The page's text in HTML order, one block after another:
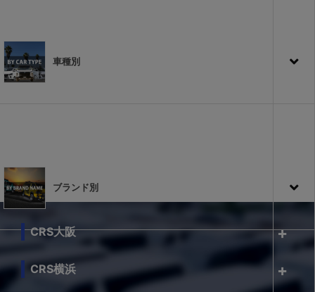
車種別
ブランド別
CRS大阪
CRS横浜